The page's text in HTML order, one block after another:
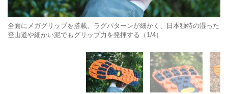
全面にメガグリップを搭載。ラグパターンが細かく、日本独特の湿った
登山道や細かい泥でもグリップ力を発揮する（1/4）